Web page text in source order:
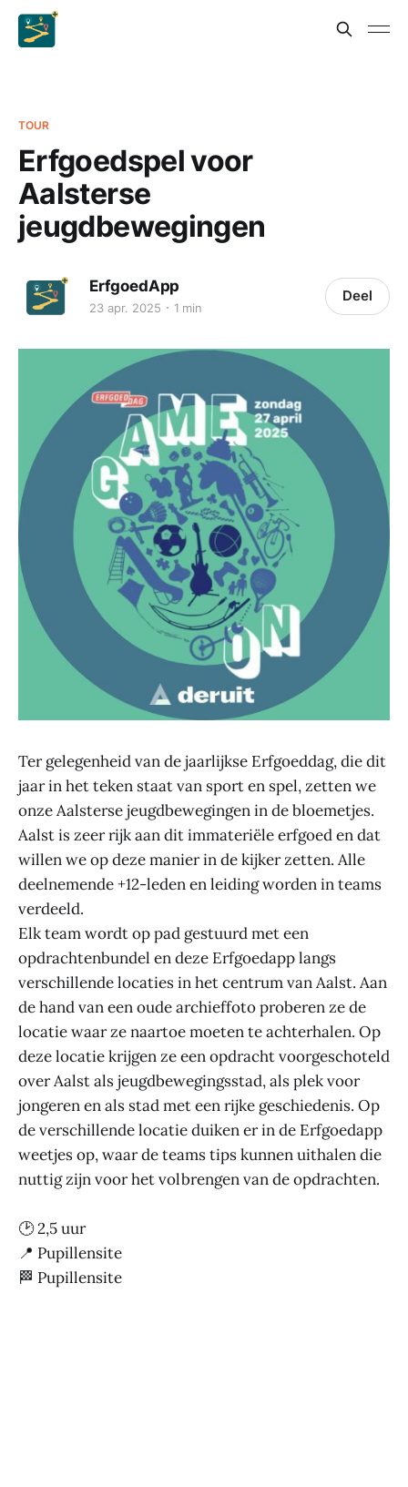
TOUR
Erfgoedspel voor
Aalsterse
jeugdbewegingen
ErfgoedApp
23 apr. 2025 1 min
Deel
Ter gelegenheid van de jaarlijkse Erfgoeddag, die dit
jaar in het teken staat van sport en spel, zetten we
onze Aalsterse jeugdbewegingen in de bloemetjes.
Aalst is zeer rijk aan dit immateriële erfgoed en dat
willen we op deze manier in de kijker zetten. Alle
deelnemende +12-leden en leiding worden in teams
verdeeld.
Elk team wordt op pad gestuurd met een
opdrachtenbundel en deze Erfgoedapp langs
verschillende locaties in het centrum van Aalst. Aan
de hand van een oude archieffoto proberen ze de
locatie waar ze naartoe moeten te achterhalen. Op
deze locatie krijgen ze een opdracht voorgeschoteld
over Aalst als jeugdbewegingsstad, als plek voor
jongeren en als stad met een rijke geschiedenis. Op
de verschillende locatie duiken er in de Erfgoedapp
weetjes op, waar de teams tips kunnen uithalen die
nuttig zijn voor het volbrengen van de opdrachten.
🕑 2,5 uur
📍 Pupillensite
🏁 Pupillensite